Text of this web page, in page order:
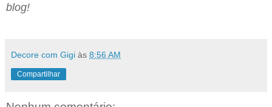
blog!
Decore com Gigi às 8:56 AM
Compartilhar